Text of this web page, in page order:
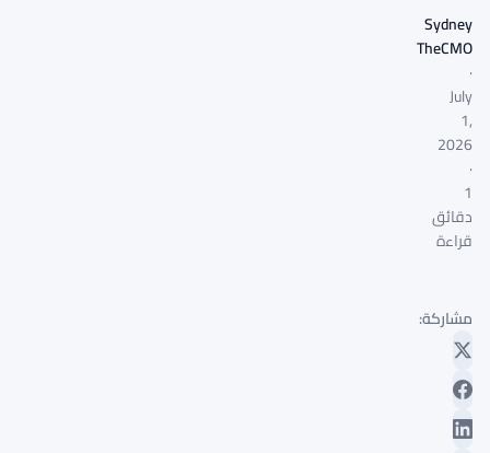
Sydney
TheCMO
·
July
1,
2026
·
1
دقائق
قراءة
مشاركة: